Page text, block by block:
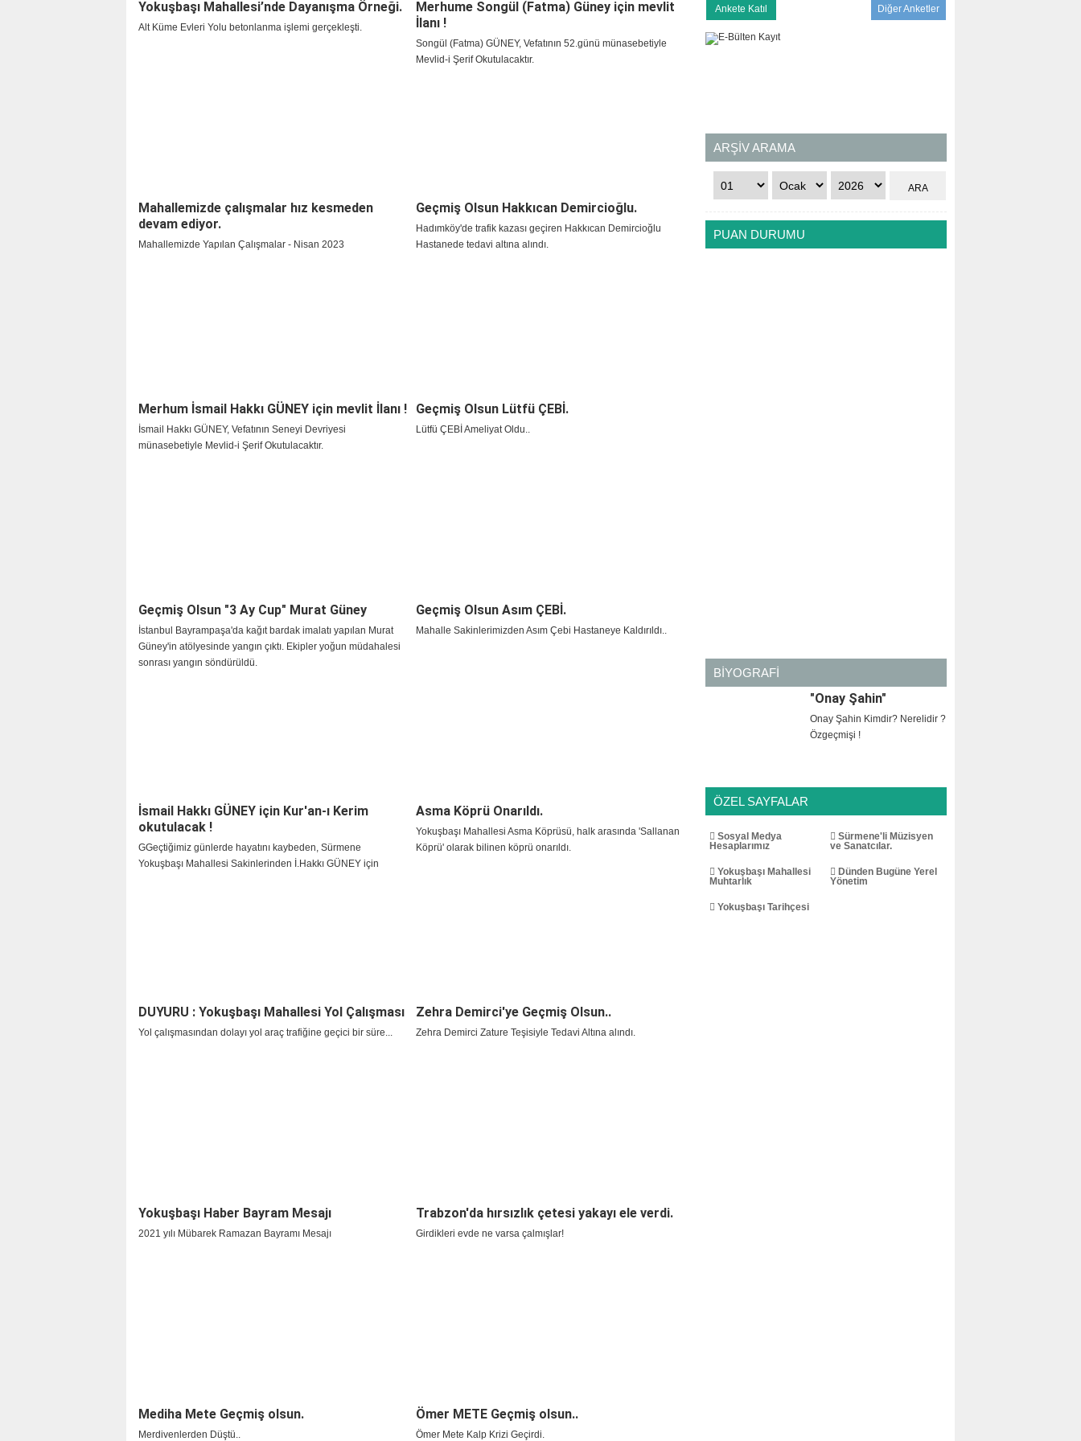
Yokuşbaşı Mahallesi’nde Dayanışma Örneği.
Alt Küme Evleri Yolu betonlanma işlemi gerçekleşti.
Merhume Songül (Fatma) Güney için mevlit
İlanı !
Songül (Fatma) GÜNEY, Vefatının 52.günü münasebetiyle
Mevlid-i Şerif Okutulacaktır.
Mahallemizde çalışmalar hız kesmeden
devam ediyor.
Mahallemizde Yapılan Çalışmalar - Nisan 2023
Geçmiş Olsun Hakkıcan Demircioğlu.
Hadımköy'de trafik kazası geçiren Hakkıcan Demircioğlu
Hastanede tedavi altına alındı.
Merhum İsmail Hakkı GÜNEY için mevlit İlanı !
İsmail Hakkı GÜNEY, Vefatının Seneyi Devriyesi
münasebetiyle Mevlid-i Şerif Okutulacaktır.
Geçmiş Olsun Lütfü ÇEBİ.
Lütfü ÇEBİ Ameliyat Oldu..
Geçmiş Olsun "3 Ay Cup" Murat Güney
İstanbul Bayrampaşa'da kağıt bardak imalatı yapılan Murat
Güney'in atölyesinde yangın çıktı. Ekipler yoğun müdahalesi
sonrası yangın söndürüldü.
Geçmiş Olsun Asım ÇEBİ.
Mahalle Sakinlerimizden Asım Çebi Hastaneye Kaldırıldı..
İsmail Hakkı GÜNEY için Kur'an-ı Kerim
okutulacak !
GGeçtiğimiz günlerde hayatını kaybeden, Sürmene
Yokuşbaşı Mahallesi Sakinlerinden İ.Hakkı GÜNEY için
Asma Köprü Onarıldı.
Yokuşbaşı Mahallesi Asma Köprüsü, halk arasında 'Sallanan
Köprü' olarak bilinen köprü onarıldı.
DUYURU : Yokuşbaşı Mahallesi Yol Çalışması
Yol çalışmasından dolayı yol araç trafiğine geçici bir süre...
Zehra Demirci'ye Geçmiş Olsun..
Zehra Demirci Zature Teşisiyle Tedavi Altına alındı.
Yokuşbaşı Haber Bayram Mesajı
2021 yılı Mübarek Ramazan Bayramı Mesajı
Trabzon'da hırsızlık çetesi yakayı ele verdi.
Girdikleri evde ne varsa çalmışlar!
Mediha Mete Geçmiş olsun.
Merdivenlerden Düştü..
Ömer METE Geçmiş olsun..
Ömer Mete Kalp Krizi Geçirdi.
Diğer Anketler
ARŞİV ARAMA
PUAN DURUMU
BİYOGRAFİ
"Onay Şahin"
Onay Şahin Kimdir? Nerelidir ?
Özgeçmişi !
ÖZEL SAYFALAR
Sosyal Medya
Hesaplarımız
Sürmene'li Müzisyen
ve Sanatcılar.
Yokuşbaşı Mahallesi
Muhtarlık
Dünden Bugüne Yerel
Yönetim
Yokuşbaşı Tarihçesi